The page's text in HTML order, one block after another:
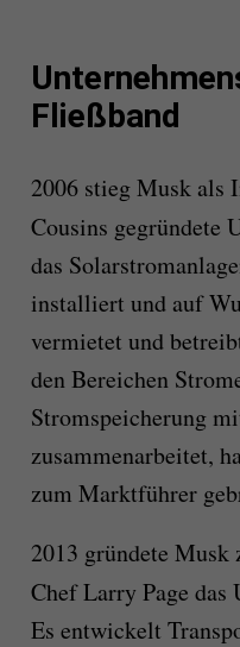
Fließband
2006 stieg Musk als
Cousins gegründete
das
installiert und auf
vermietet und
den Bereichen
Stromspeicherung
zusammenarbeitet,
zum Marktführer
2013 gründete Musk
Chef Larry Page das
Es entwickelt